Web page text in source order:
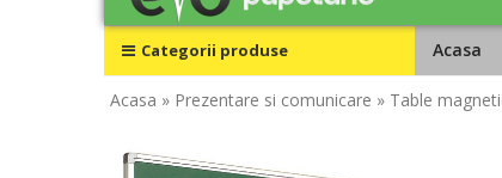
Categorii produse Acasa
Acasa » Prezentare si comunicare » Table